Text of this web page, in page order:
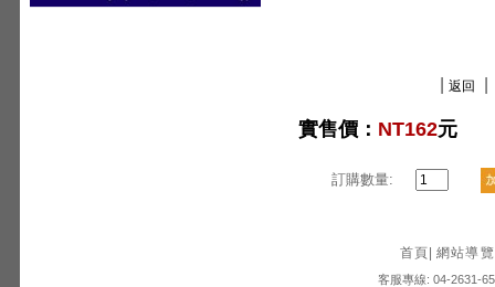
返回
實售價： NT162元
訂購數量:
首頁 網站導覽
客服專線: 04-2631-